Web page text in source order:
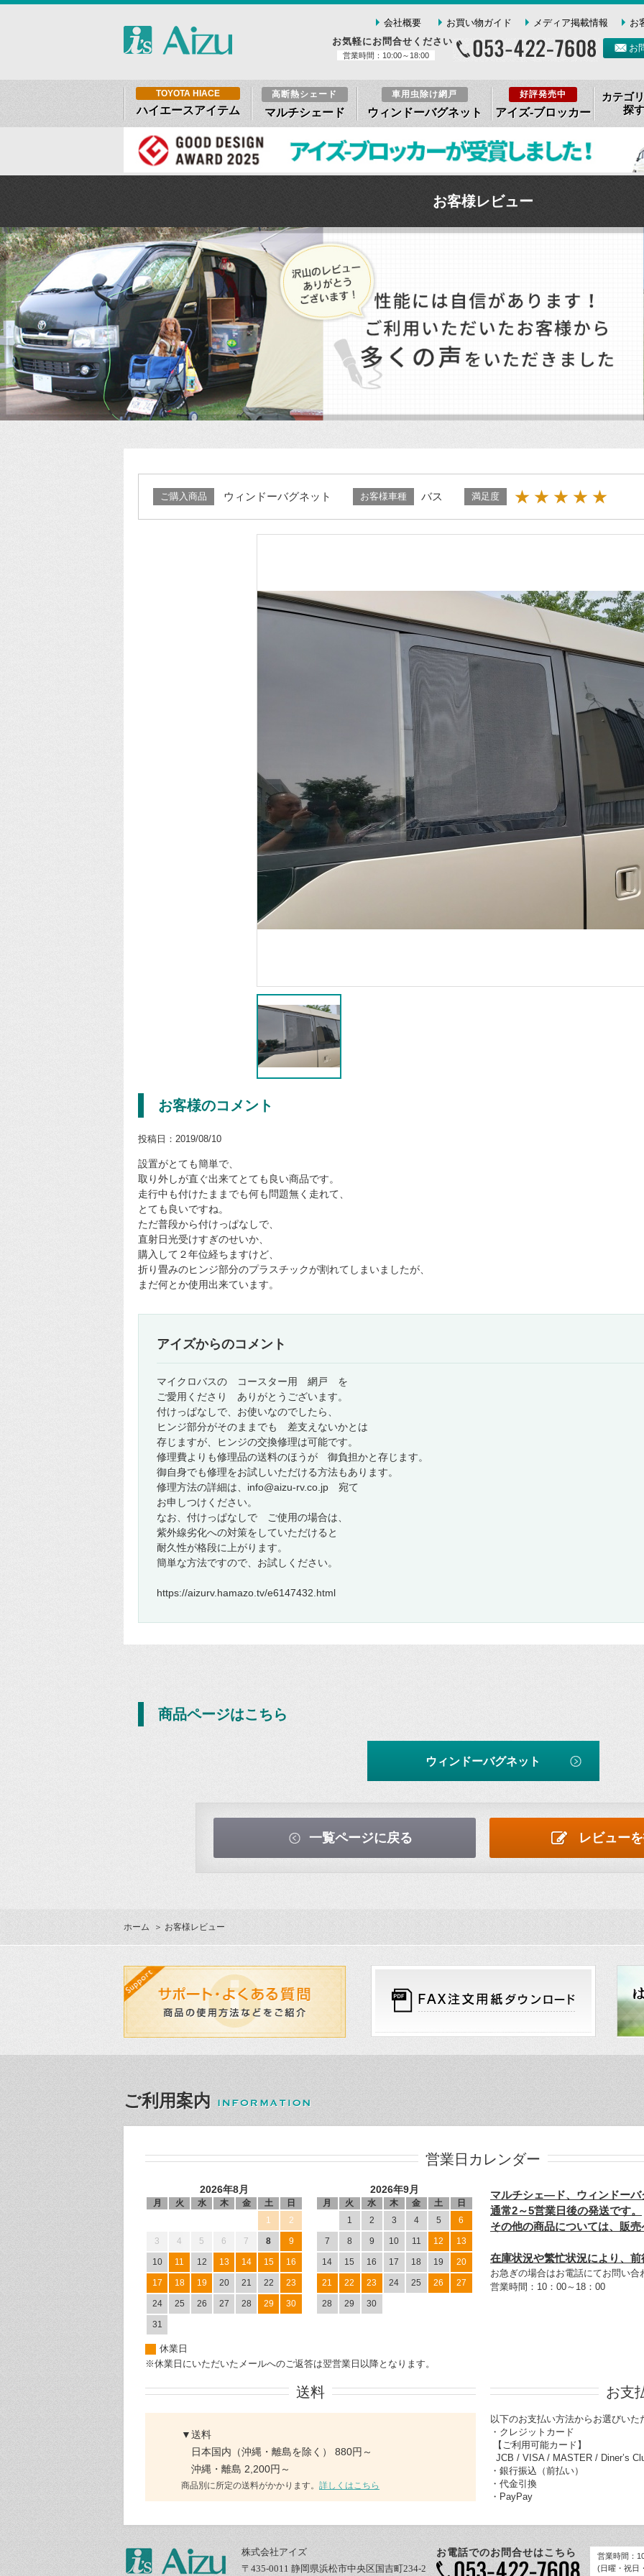
会社概要 お買い物ガイド メディア掲載情報
お
お気軽にお問合せください
営業時間：10:00～18:00
お
TOYOTA HIACE
ハイエースアイテム
高断熱シェード
マルチシェード
車用虫除け網戸
ウィンドーバグネット
好評発売中
アイズ-ブロッカー
カテゴ
探す
お客様レビュー
ご購入商品 ウィンドーバグネット お客様車種 バス 満足度 ★★★★★
お客様のコメント
投稿日：2019/08/10
設置がとても簡単で、
取り外しが直ぐ出来てとても良い商品です。
走行中も付けたままでも何も問題無く走れて、
とても良いですね。
ただ普段から付けっぱなしで、
直射日光受けすぎのせいか、
購入して２年位経ちますけど、
折り畳みのヒンジ部分のプラスチックが割れてしまいましたが、
まだ何とか使用出来ています。
アイズからのコメント
マイクロバスの コースター用 網戸 を
ご愛用くださり ありがとうございます。
付けっぱなしで、お使いなのでしたら、
ヒンジ部分がそのままでも 差支えないかとは
存じますが、ヒンジの交換修理は可能です。
修理費よりも修理品の送料のほうが 御負担かと存じます。
御自身でも修理をお試しいただける方法もあります。
修理方法の詳細は、info@aizu-rv.co.jp 宛て
お申しつけください。
なお、付けっぱなしで ご使用の場合は、
紫外線劣化への対策をしていただけると
耐久性が格段に上がります。
簡単な方法ですので、お試しください。
https://aizurv.hamazo.tv/e6147432.html
商品ページはこちら
ウィンドーバグネット
一覧ページに戻る レビュー
ホーム ＞ お客様レビュー
ご利用案内
営業日カレンダー
2026年8月
月 火 水 木 金 土
日
1
2
3 4 5 6 7 8 9
10 11 12 13 14 15 16
17 18 19 20 21 22 23
24 25 26 27 28 29 30
31
2026年9月
月 火 水 木 金 土
日
1
2 3 4 5 6
7 8 9 10 11 12 13
14 15 16 17 18 19 20
21 22 23 24 25 26 27
28 29 30
休業日
※休業日にいただいたメールへのご返答は翌営業日以降となります。
マルチシェ―ド、ウィンドーバ
通常2～5営業日後の発送です。
その他の商品については、販
在庫状況や繁忙状況により、
お急ぎの場合はお電話にてお問い合
営業時間：10：00～18：00
送料
▼送料
日本国内（沖縄・離島を除く） 880円～
沖縄・離島 2,200円～
商品別に所定の送料がかかります。 詳しくはこちら
お支
以下のお支払い方法からお選びいた
・クレジットカード
【ご利用可能カード】
JCB / VISA / MASTER / Diner’s
・銀行振込（前払い）
・代金引換
・PayPay
株式会社アイズ
〒435-0011 静岡県浜松市中央区国吉町234-2
お電話でのお問合せはこちら
営業時間：
(日曜・祝日